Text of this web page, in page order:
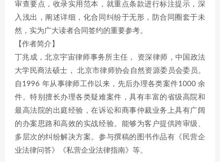
审查要点，收录实用范本，就重点条款进行标注提示，深
入浅出，阐述详细，化合同纠纷于无形，防合同圈套于未
然，实为广大读者合同签约的重要参考。
【作者简介】
丁兆成，北京宇宙律师事务所主任， 资深律师，中国政法
大学民商法硕士， 北京市律师协会自然资源委员会委员。
自1996 年从事律师工作以来，先后办理各类案件1000 余
件。特别擅长办理各类疑难案件，具有丰富的省级高院和
最高法院的出庭经验，在诉讼和商事仲裁业务上具有广阔
的办案思路和高效的实战经验。能够为客户提供跨审级、
多层次的纠纷解决方案。参与撰稿的图书作品有《民营企
业法律问答》《私营企业法律指南》等。